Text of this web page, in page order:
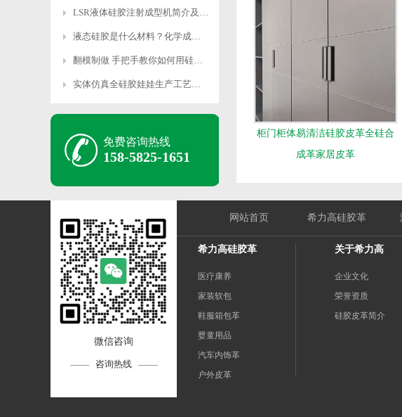
LSR液体硅胶注射成型机简介及性能优势
液态硅胶是什么材料？化学成分是什么？有没有危害
翻模制做 手把手教你如何用硅胶制作模具
实体仿真全硅胶娃娃生产工艺与市场价格分析
免费咨询热线
158-5825-1651
柜门柜体易清洁硅胶皮革全硅合
成革家居皮革
微信咨询
咨询热线
网站首页 希力高硅胶革
希力高硅胶革
医疗康养
家装软包
鞋服箱包革
婴童用品
汽车内饰革
户外皮革
关于希力高
企业文化
荣誉资质
硅胶皮革简介